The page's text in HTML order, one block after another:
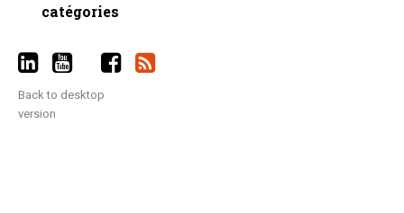
catégories
Back to desktop
version